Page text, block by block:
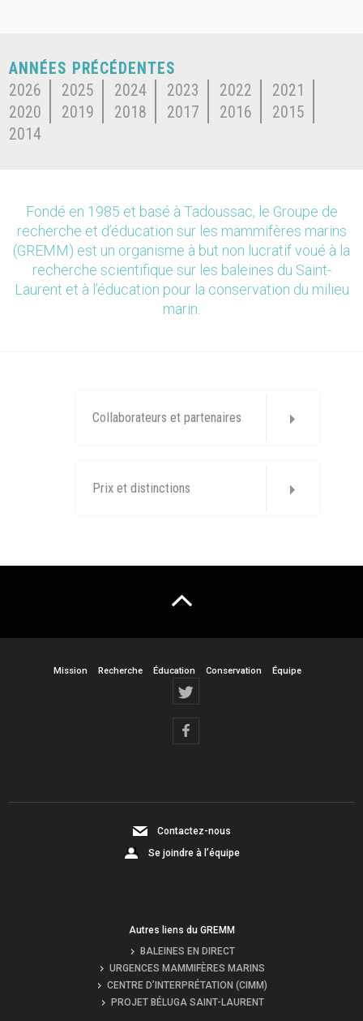
ANNÉES PRÉCÉDENTES
2026
2025 2024 2023 2022
2021
2020
2019 2018 2017 2016
2015
2014
Fondé en 1985 et basé à Tadoussac, le Groupe de
recherche et d’éducation sur les mammifères marins
(GREMM) est un organisme à but non lucratif voué à la
recherche scientifique sur les baleines du Saint-
Laurent et à l’éducation pour la conservation du milieu
marin.
Collaborateurs et partenaires
Prix et distinctions
Mission Recherche Éducation Conservation Équipe
Contactez-nous
Se joindre à l’équipe
Autres liens du GREMM
BALEINES EN DIRECT
URGENCES MAMMIFÈRES MARINS
CENTRE D’INTERPRÉTATION (CIMM)
PROJET BÉLUGA SAINT-LAURENT